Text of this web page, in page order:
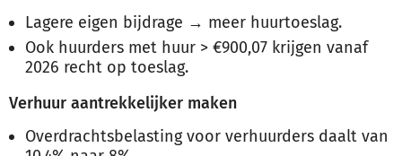
Lagere eigen bijdrage → meer huurtoeslag.
Ook huurders met huur > €900,07 krijgen vanaf
2026 recht op toeslag.
Verhuur aantrekkelijker maken
Overdrachtsbelasting voor verhuurders daalt van